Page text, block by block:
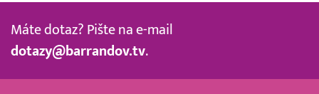
Máte dotaz? Pište na e-mail
dotazy@barrandov.tv.